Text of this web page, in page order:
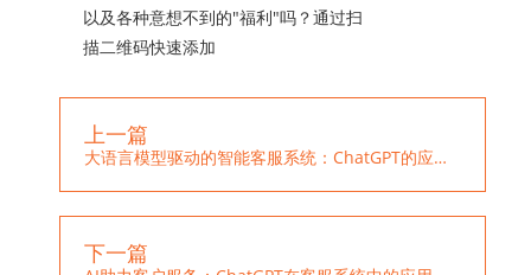
以及各种意想不到的"福利"吗？通过扫
描二维码快速添加
上一篇
大语言模型驱动的智能客服系统：ChatGPT的应用与优势
下一篇